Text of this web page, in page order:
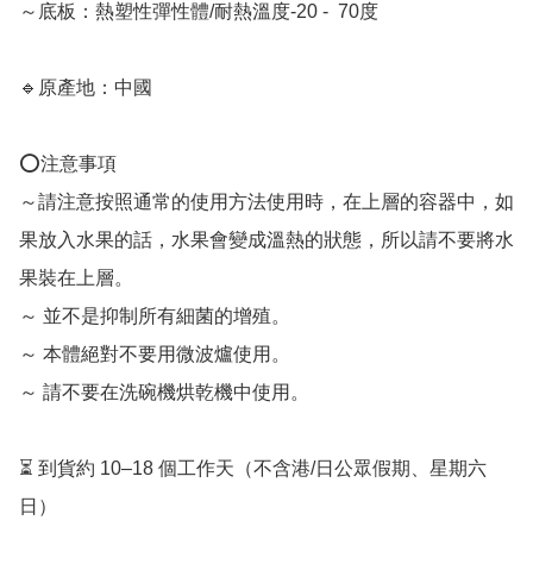
～底板：熱塑性彈性體/耐熱溫度-20 -  70度
🔹原產地：中國
⭕️注意事項
～請注意按照通常的使用方法使用時，在上層的容器中，如
果放入水果的話，水果會變成溫熱的狀態，所以請不要將水
果裝在上層。
～ 並不是抑制所有細菌的增殖。
～ 本體絕對不要用微波爐使用。
～ 請不要在洗碗機烘乾機中使用。
⏳ 到貨約 10–18 個工作天（不含港/日公眾假期、星期六
日）